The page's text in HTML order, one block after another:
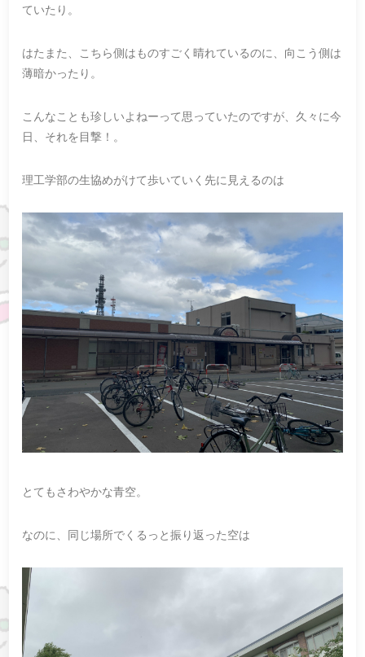
ていたり。
はたまた、こちら側はものすごく晴れているのに、向こう側は
薄暗かったり。
こんなことも珍しいよねーって思っていたのですが、久々に今
日、それを目撃！。
理工学部の生協めがけて歩いていく先に見えるのは
とてもさわやかな青空。
なのに、同じ場所でくるっと振り返った空は